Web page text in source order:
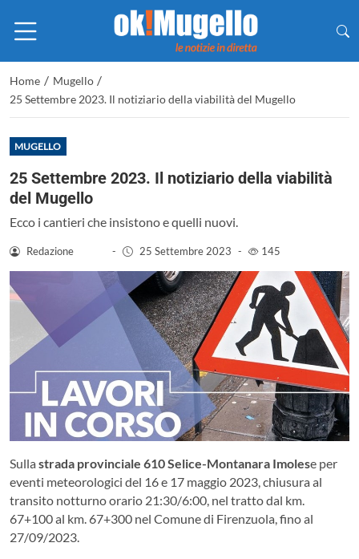
Home / Mugello /
25 Settembre 2023. Il notiziario della viabilità del Mugello
MUGELLO
25 Settembre 2023. Il notiziario della viabilità
del Mugello
Ecco i cantieri che insistono e quelli nuovi.
Redazione - 25 Settembre 2023 - 145
Sulla strada provinciale 610 Selice-Montanara Imolese per
eventi meteorologici del 16 e 17 maggio 2023, chiusura al
transito notturno orario 21:30/6:00, nel tratto dal km.
67+100 al km. 67+300 nel Comune di Firenzuola, fino al
27/09/2023.